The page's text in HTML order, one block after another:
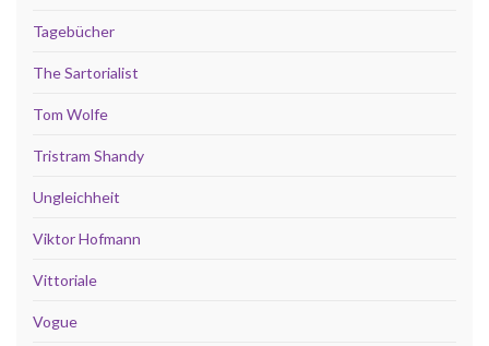
Tagebücher
The Sartorialist
Tom Wolfe
Tristram Shandy
Ungleichheit
Viktor Hofmann
Vittoriale
Vogue